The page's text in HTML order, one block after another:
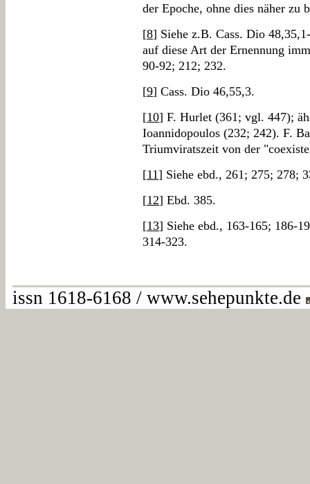
der Epoche, ohne dies näher zu
[8] Siehe z.B. Cass. Dio
auf diese Art der Ernennung
90-92; 212; 232.
[9] Cass. Dio 46,55,3.
[10] F. Hurlet (361; vgl. 447);
Ioannidopoulos (232; 242). F.
Triumviratszeit von der
[11] Siehe ebd., 261; 275; 278;
[12] Ebd. 385.
[13] Siehe ebd., 163-165; 186-
314-323.
issn 1618-6168 / www.sehepunkte.de